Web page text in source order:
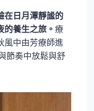
在日月潭靜謐的
養生之旅。 療
風中由芳療師進
節奏中放鬆與舒